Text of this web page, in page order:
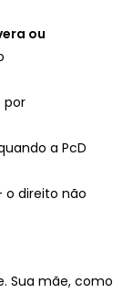
ou
por
a PcD
o direito não
Sua mãe, como